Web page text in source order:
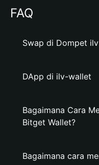
FAQ
Swap di Dompet
DApp di ilv-wallet
Bagaimana Cara
Bitget Wallet?
Bagaimana cara